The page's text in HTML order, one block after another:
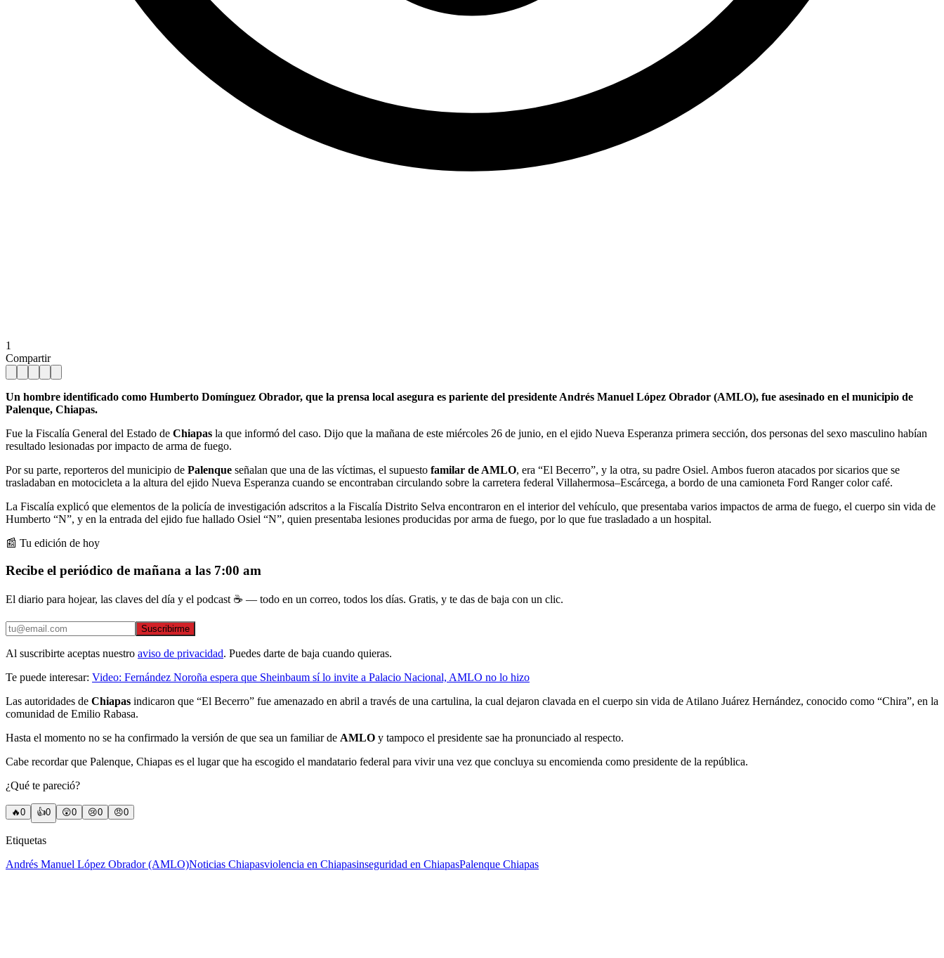
1
Compartir
Un hombre identificado como Humberto Domínguez Obrador, que la prensa local asegura es pariente del presidente Andrés Manuel López Obrador (AMLO), fue asesinado en el municipio de
Palenque, Chiapas.
Fue la Fiscalía General del Estado de Chiapas la que informó del caso. Dijo que la mañana de este miércoles 26 de junio, en el ejido Nueva Esperanza primera sección, dos personas del sexo masculino habían
resultado lesionadas por impacto de arma de fuego.
Por su parte, reporteros del municipio de Palenque señalan que una de las víctimas, el supuesto familar de AMLO, era “El Becerro”, y la otra, su padre Osiel. Ambos fueron atacados por sicarios que se
trasladaban en motocicleta a la altura del ejido Nueva Esperanza cuando se encontraban circulando sobre la carretera federal Villahermosa–Escárcega, a bordo de una camioneta Ford Ranger color café.
La Fiscalía explicó que elementos de la policía de investigación adscritos a la Fiscalía Distrito Selva encontraron en el interior del vehículo, que presentaba varios impactos de arma de fuego, el cuerpo sin vida de
Humberto “N”, y en la entrada del ejido fue hallado Osiel “N”, quien presentaba lesiones producidas por arma de fuego, por lo que fue trasladado a un hospital.
📰 Tu edición de hoy
Recibe el periódico de mañana a las 7:00 am
El diario para hojear, las claves del día y el podcast ☕ — todo en un correo, todos los días. Gratis, y te das de baja con un clic.
Suscribirme
Al suscribirte aceptas nuestro aviso de privacidad. Puedes darte de baja cuando quieras.
Te puede interesar: Video: Fernández Noroña espera que Sheinbaum sí lo invite a Palacio Nacional, AMLO no lo hizo
Las autoridades de Chiapas indicaron que “El Becerro” fue amenazado en abril a través de una cartulina, la cual dejaron clavada en el cuerpo sin vida de Atilano Juárez Hernández, conocido como “Chira”, en la
comunidad de Emilio Rabasa.
Hasta el momento no se ha confirmado la versión de que sea un familiar de AMLO y tampoco el presidente sae ha pronunciado al respecto.
Cabe recordar que Palenque, Chiapas es el lugar que ha escogido el mandatario federal para vivir una vez que concluya su encomienda como presidente de la república.
¿Qué te pareció?
🔥0 👍0 😲0 😢0 😠0
Etiquetas
Andrés Manuel López Obrador (AMLO)Noticias Chiapasviolencia en Chiapasinseguridad en ChiapasPalenque Chiapas